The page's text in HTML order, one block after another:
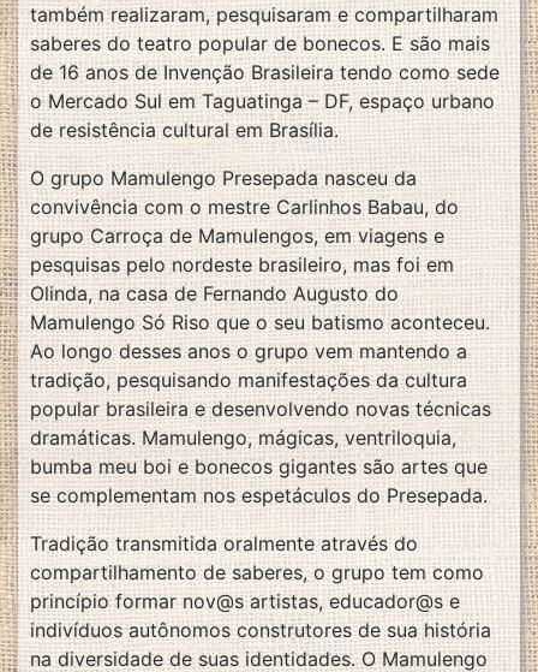
também realizaram, pesquisaram e compartilharam
saberes do teatro popular de bonecos. E são mais
de 16 anos de Invenção Brasileira tendo como sede
o Mercado Sul em Taguatinga – DF, espaço urbano
de resistência cultural em Brasília.
O grupo Mamulengo Presepada nasceu da
convivência com o mestre Carlinhos Babau, do
grupo Carroça de Mamulengos, em viagens e
pesquisas pelo nordeste brasileiro, mas foi em
Olinda, na casa de Fernando Augusto do
Mamulengo Só Riso que o seu batismo aconteceu.
Ao longo desses anos o grupo vem mantendo a
tradição, pesquisando manifestações da cultura
popular brasileira e desenvolvendo novas técnicas
dramáticas. Mamulengo, mágicas, ventriloquia,
bumba meu boi e bonecos gigantes são artes que
se complementam nos espetáculos do Presepada.
Tradição transmitida oralmente através do
compartilhamento de saberes, o grupo tem como
princípio formar nov@s artistas, educador@s e
indivíduos autônomos construtores de sua história
na diversidade de suas identidades. O Mamulengo